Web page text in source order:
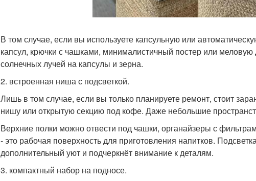
В том случае, если вы используете капсульную или
капсул, крючки с чашками, минималистичный постер или
солнечных лучей на капсулы и зерна.
2. встроенная ниша с подсветкой.
Лишь в том случае, если вы только планируете ремонт, стоит
нишу или открытую секцию под кофе. Даже небольшие
Верхние полки можно отвести под чашки, органайзеры с
- это рабочая поверхность для приготовления напитков.
дополнительный уют и подчеркнёт внимание к деталям.
3. компактный набор на подносе.